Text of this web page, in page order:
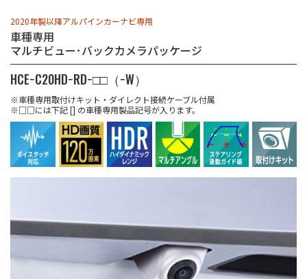
2020年製以降アルパインカーナビ専用
車種専用
マルチビュー･バックカメラパッケージ
HCE−C20HD−RD−□□（−W）
※車種専用取付けキット・ダイレクト接続ケーブル付属
※□□には下記 [] の車種専用製品記号が入ります。